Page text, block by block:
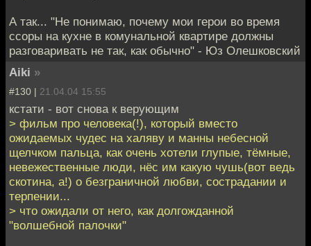
А так... "Не понимаю, почему мои герои во время
ссоры на кухне в комунальной квартире должны
разговаривать не так, как обычно" - Юз Олешковский
Aiki »
#130 | 21.04.04 15:55
кстати - вот снова к верующим
> фильм про человека(!), который вместо
ожидаемых чудес на халяву и манны небесной
щелчком пальца, как очень хотели глупые, тёмные,
невежественные люди, нёс им какую чушь(вот ведь
скотина, а!) о безграничной любви, сострадании и
терпении...
> что ожидали от него, как долгожданной
"волшебной палочки"